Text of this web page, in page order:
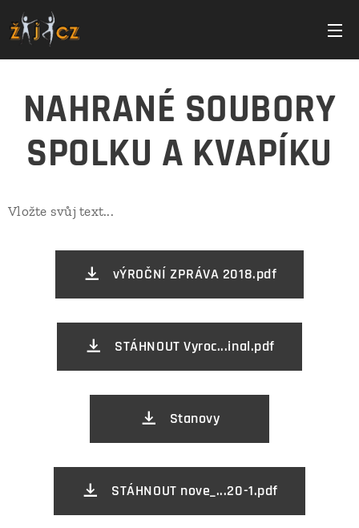
NAHRANÉ SOUBORY
SPOLKU A KVAPÍKU
Vložte svůj text...
vÝROČNÍ ZPRÁVA 2018.pdf
STÁHNOUT Vyroc...inal.pdf
Stanovy
STÁHNOUT nove_...20-1.pdf